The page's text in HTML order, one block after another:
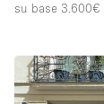
su base 3.600€